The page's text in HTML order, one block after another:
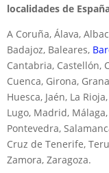
localidades de
A Coruña, Álava,
Badajoz, Baleares,
Cantabria, Castellón,
Cuenca, Girona,
Huesca, Jaén, La
Lugo, Madrid, Málaga,
Pontevedra,
Cruz de Tenerife,
Zamora, Zaragoza.